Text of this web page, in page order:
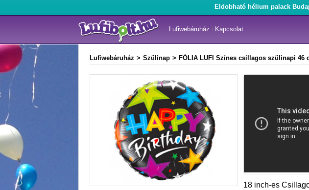
Eldobható hélium palack
Lufiwebáruház Kapcsolat
Lufiwebáruház Szülinap FÓLIA LUFI Színes csillagos szülinapi 46
18 inch-es